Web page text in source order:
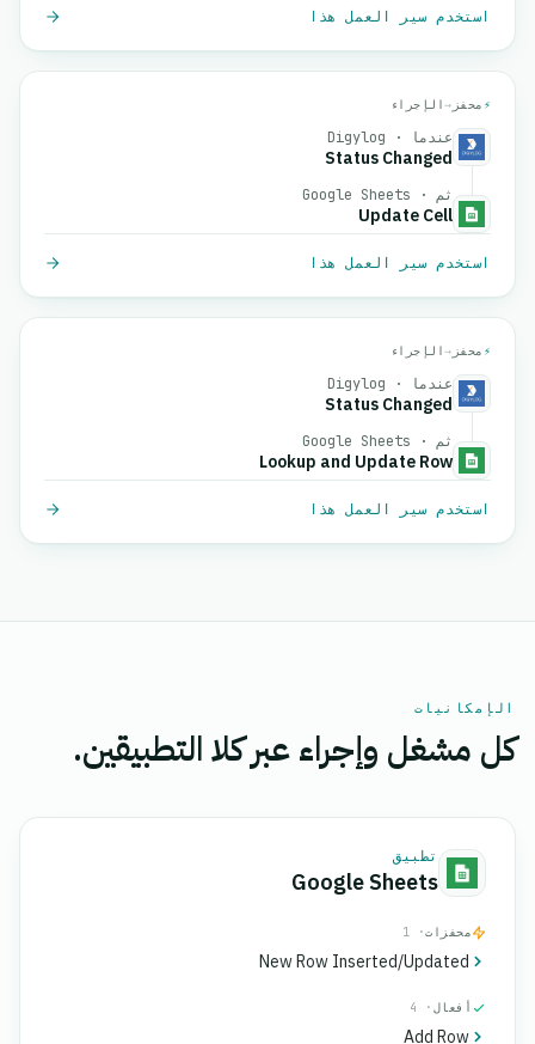
استخدم سير العمل هذا
⚡ محفز →الإجراء
عندما · Digylog
Status Changed
ثم · Google Sheets
Update Cell
استخدم سير العمل هذا
⚡ محفز →الإجراء
عندما · Digylog
Status Changed
ثم · Google Sheets
Lookup and Update Row
استخدم سير العمل هذا
الإمكانيات
كل مشغل وإجراء عبر كلا التطبيقين.
تطبيق
Google Sheets
محفزات· 1
New Row Inserted/Updated
أفعال · 4
Add Row